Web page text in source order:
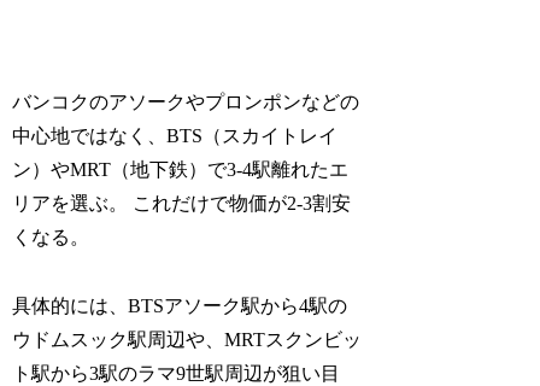
バンコクのアソークやプロンポンなどの
中心地ではなく、BTS（スカイトレイ
ン）やMRT（地下鉄）で3-4駅離れたエ
リアを選ぶ。 これだけで物価が2-3割安
くなる。
具体的には、BTSアソーク駅から4駅の
ウドムスック駅周辺や、MRTスクンビッ
ト駅から3駅のラマ9世駅周辺が狙い目